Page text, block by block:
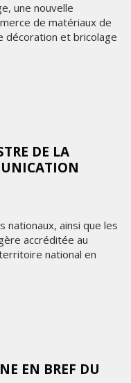
une nouvelle
de matériaux de
décoration et bricolage
DE LA
nationaux, ainsi que les
accréditée au
national en
EN BREF DU